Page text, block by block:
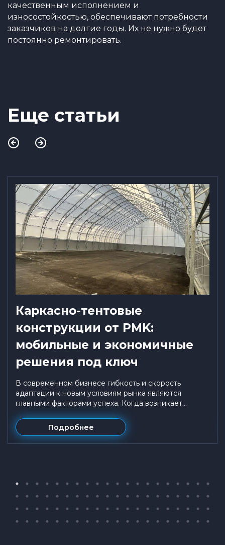
качественным исполнением и
износостойкостью, обеспечивают потребности
заказчиков на долгие годы. Их не нужно будет
постоянно ремонтировать.
Еще статьи
Каркасно-тентовые
конструкции от PMK:
мобильные и экономичные
решения под ключ
В современном бизнесе гибкость и скорость
адаптации к новым условиям рынка являются
главными факторами успеха. Когда возникает...
Подробнее